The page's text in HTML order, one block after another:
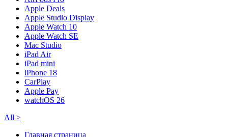
Apple Deals
Apple Studio Display
Apple Watch 10
Apple Watch SE
Mac Studio
iPad Air
iPad mini
iPhone 18
CarPlay
Apple Pay
watchOS 26
All >
Главная страница